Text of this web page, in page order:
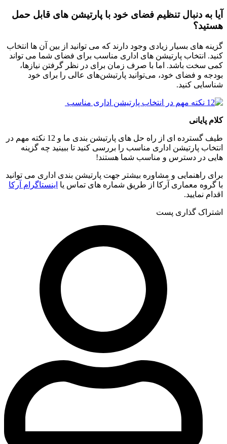
آیا به دنبال تنظیم فضای خود با پارتیشن های قابل حمل
هستید؟
گزینه های بسیار زیادی وجود دارند که می توانید از بین آن ها انتخاب
کنید. انتخاب پارتیشن های اداری مناسب برای فضای شما می تواند
کمی سخت باشد. اما با صرف زمان برای در نظر گرفتن نیازها،
بودجه و فضای خود، می‌توانید پارتیشن‌های عالی را برای خود
شناسایی کنید.
کلام پایانی
طیف گسترده ای از راه حل های پارتیشن بندی ما و 12 نکته مهم در
انتخاب پارتیشن اداری مناسب را بررسی کنید تا ببینید چه گزینه
هایی در دسترس و مناسب شما هستند!
برای راهنمایی و مشاوره بیشتر جهت پارتیشن بندی اداری می توانید
با گروه معماری آرکا از طریق شماره های تماس یا اینستاگرام آرکا
اقدام نمایید.
اشتراک گذاری پست